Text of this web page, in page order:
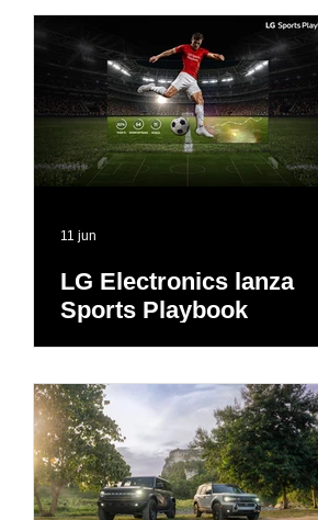
LG Electronics lanza
Sports Playbook
11 jun